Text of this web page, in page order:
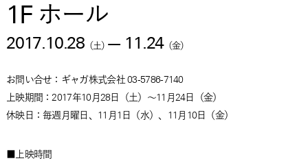
1F ホール
2017.10.28（土）— 11.24（金）
お問い合せ：ギャガ株式会社 03-5786-7140
上映期間：2017年10月28日（土）～11月24日（金）
休映日：毎週月曜日、11月1日（水）、11月10日（金）
■上映時間